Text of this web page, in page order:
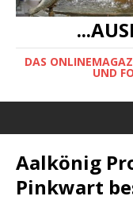
DAS
UND
Aalkönig
Pinkwart